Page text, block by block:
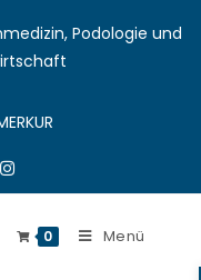
Podologie und
0 Menü